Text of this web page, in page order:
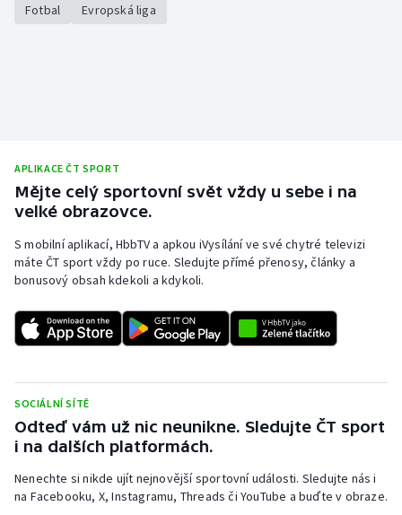
Fotbal Evropská liga
APLIKACE ČT SPORT
Mějte celý sportovní svět vždy u sebe i na
velké obrazovce.
S mobilní aplikací, HbbTV a apkou iVysílání ve své chytré televizi
máte ČT sport vždy po ruce. Sledujte přímé přenosy, články a
bonusový obsah kdekoli a kdykoli.
SOCIÁLNÍ SÍTĚ
Odteď vám už nic neunikne. Sledujte ČT sport
i na dalších platformách.
Nenechte si nikde ujít nejnovější sportovní události. Sledujte nás i
na Facebooku, X, Instagramu, Threads či YouTube a buďte v obraze.